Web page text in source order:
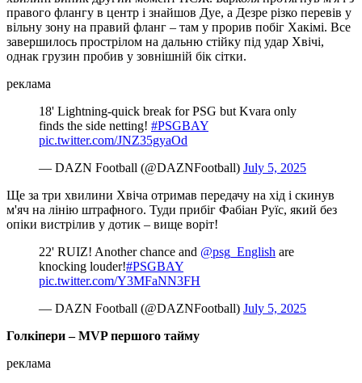
правого флангу в центр і знайшов Дуе, а Дезре різко перевів у
вільну зону на правий фланг – там у прорив побіг Хакімі. Все
завершилось прострілом на дальню стійку під удар Хвічі,
однак грузин пробив у зовнішній бік сітки.
реклама
18' Lightning-quick break for PSG but Kvara only
finds the side netting! #PSGBAY
pic.twitter.com/JNZ35gyaOd
— DAZN Football (@DAZNFootball) July 5, 2025
Ще за три хвилини Хвіча отримав передачу на хід і скинув
м'яч на лінію штрафного. Туди прибіг Фабіан Руїс, який без
опіки вистрілив у дотик – вище воріт!
22' RUIZ! Another chance and @psg_English are
knocking louder!#PSGBAY
pic.twitter.com/Y3MFaNN3FH
— DAZN Football (@DAZNFootball) July 5, 2025
Голкіпери – MVP першого тайму
реклама